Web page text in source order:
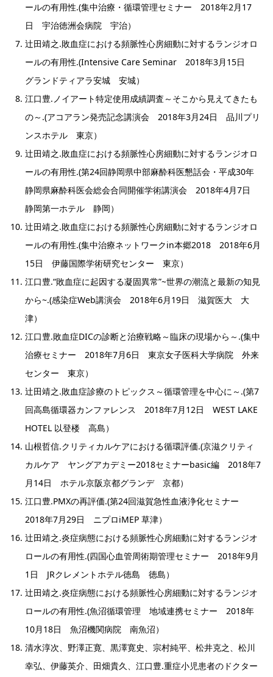
ールの有用性.(集中治療・循環管理セミナー 2018年2月17
日 宇治徳洲会病院 宇治）
辻田靖之.敗血症における頻脈性心房細動に対するランジオロ
ールの有用性.(Intensive Care Seminar 2018年3月15日
グランドティアラ安城 安城）
江口豊.ノイアート特定使用成績調査～そこから見えてきたも
の～.(アコアラン発売記念講演会 2018年3月24日 品川プリ
ンスホテル 東京）
辻田靖之.敗血症における頻脈性心房細動に対するランジオロ
ールの有用性.(第24回静岡県中部麻酔科医懇話会・平成30年
静岡県麻酔科医会総会合同開催学術講演会 2018年4月7日
静岡第一ホテル 静岡）
辻田靖之.敗血症における頻脈性心房細動に対するランジオロ
ールの有用性.(集中治療ネットワークin本郷2018 2018年6月
15日 伊藤国際学術研究センター 東京）
江口豊.“敗血症に起因する凝固異常”~世界の潮流と最新の知見
から~.(感染症Web講演会 2018年6月19日 滋賀医大 大
津）
江口豊.敗血症DICの診断と治療戦略～臨床の現場から～.(集中
治療セミナー 2018年7月6日 東京女子医科大学病院 外来
センター 東京）
辻田靖之.敗血症診療のトピックス～循環管理を中心に～.(第7
回高島循環器カンファレンス 2018年7月12日 WEST LAKE
HOTEL 以登楼 高島）
山根哲信.クリティカルケアにおける循環評価.(京滋クリティ
カルケア ヤングアカデミー2018セミナーbasic編 2018年7
月14日 ホテル京阪京都グランデ 京都）
江口豊.PMXの再評価.(第24回滋賀急性血液浄化セミナー
2018年7月29日 ニプロiMEP 草津）
辻田靖之.炎症病態における頻脈性心房細動に対するランジオ
ロールの有用性.(四国心血管周術期管理セミナー 2018年9月
1日 JRクレメントホテル徳島 徳島）
辻田靖之.炎症病態における頻脈性心房細動に対するランジオ
ロールの有用性.(魚沼循環管理 地域連携セミナー 2018年
10月18日 魚沼機関病院 南魚沼）
清水淳次、野澤正寛、黒澤寛史、宗村純平、松井克之、松川
幸弘、伊藤英介、田畑貴久、江口豊.重症小児患者のドクター